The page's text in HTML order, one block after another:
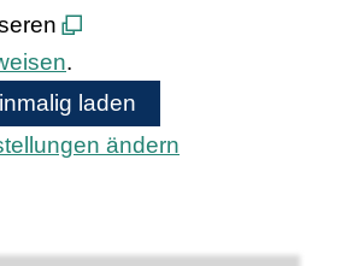
.
laden
ändern